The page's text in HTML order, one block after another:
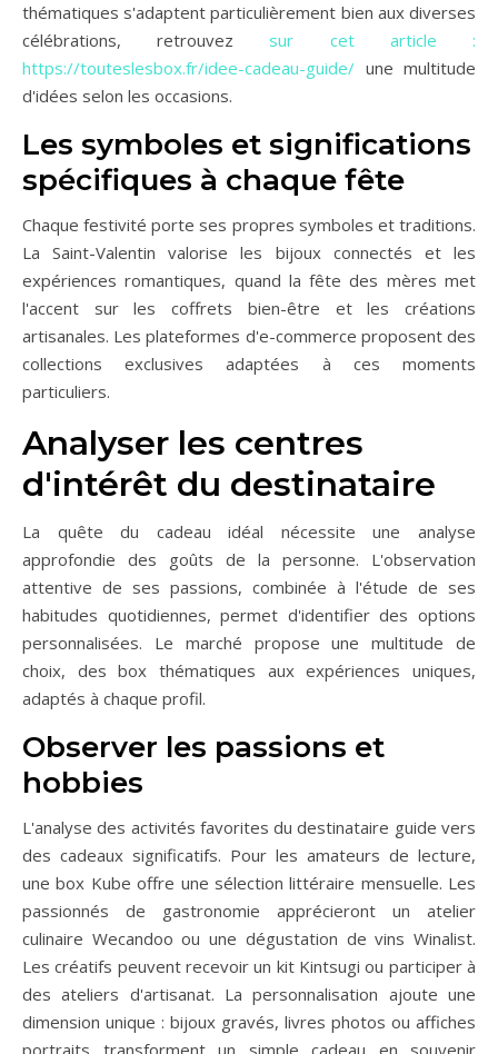
thématiques s'adaptent particulièrement bien aux diverses
célébrations, retrouvezsur cet article :
https://touteslesbox.fr/idee-cadeau-guide/ une multitude
d'idées selon les occasions.
Les symboles et significations
spécifiques à chaque fête
Chaque festivité porte ses propres symboles et traditions.
La Saint-Valentin valorise les bijoux connectés et les
expériences romantiques, quand la fête des mères met
l'accent sur les coffrets bien-être et les créations
artisanales. Les plateformes d'e-commerce proposent des
collections exclusives adaptées à ces moments
particuliers.
Analyser les centres
d'intérêt du destinataire
La quête du cadeau idéal nécessite une analyse
approfondie des goûts de la personne. L'observation
attentive de ses passions, combinée à l'étude de ses
habitudes quotidiennes, permet d'identifier des options
personnalisées. Le marché propose une multitude de
choix, des box thématiques aux expériences uniques,
adaptés à chaque profil.
Observer les passions et
hobbies
L'analyse des activités favorites du destinataire guide vers
des cadeaux significatifs. Pour les amateurs de lecture,
une box Kube offre une sélection littéraire mensuelle. Les
passionnés de gastronomie apprécieront un atelier
culinaire Wecandoo ou une dégustation de vins Winalist.
Les créatifs peuvent recevoir un kit Kintsugi ou participer à
des ateliers d'artisanat. La personnalisation ajoute une
dimension unique : bijoux gravés, livres photos ou affiches